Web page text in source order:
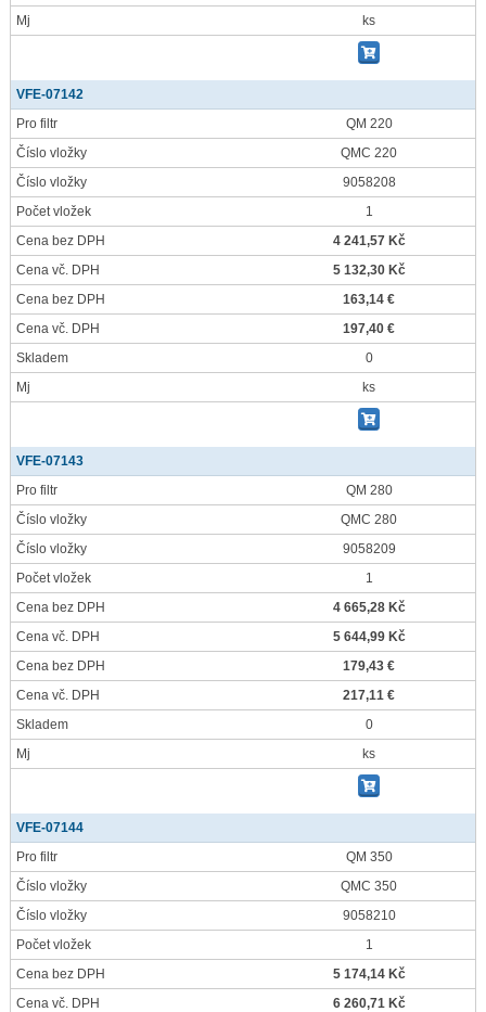
Mj
ks
VFE-07142
Pro filtr
QM 220
Číslo vložky
QMC 220
Číslo vložky
9058208
Počet vložek
1
Cena bez DPH
4 241,57 Kč
Cena vč. DPH
5 132,30 Kč
Cena bez DPH
163,14 €
Cena vč. DPH
197,40 €
Skladem
0
Mj
ks
VFE-07143
Pro filtr
QM 280
Číslo vložky
QMC 280
Číslo vložky
9058209
Počet vložek
1
Cena bez DPH
4 665,28 Kč
Cena vč. DPH
5 644,99 Kč
Cena bez DPH
179,43 €
Cena vč. DPH
217,11 €
Skladem
0
Mj
ks
VFE-07144
Pro filtr
QM 350
Číslo vložky
QMC 350
Číslo vložky
9058210
Počet vložek
1
Cena bez DPH
5 174,14 Kč
Cena vč. DPH
6 260,71 Kč